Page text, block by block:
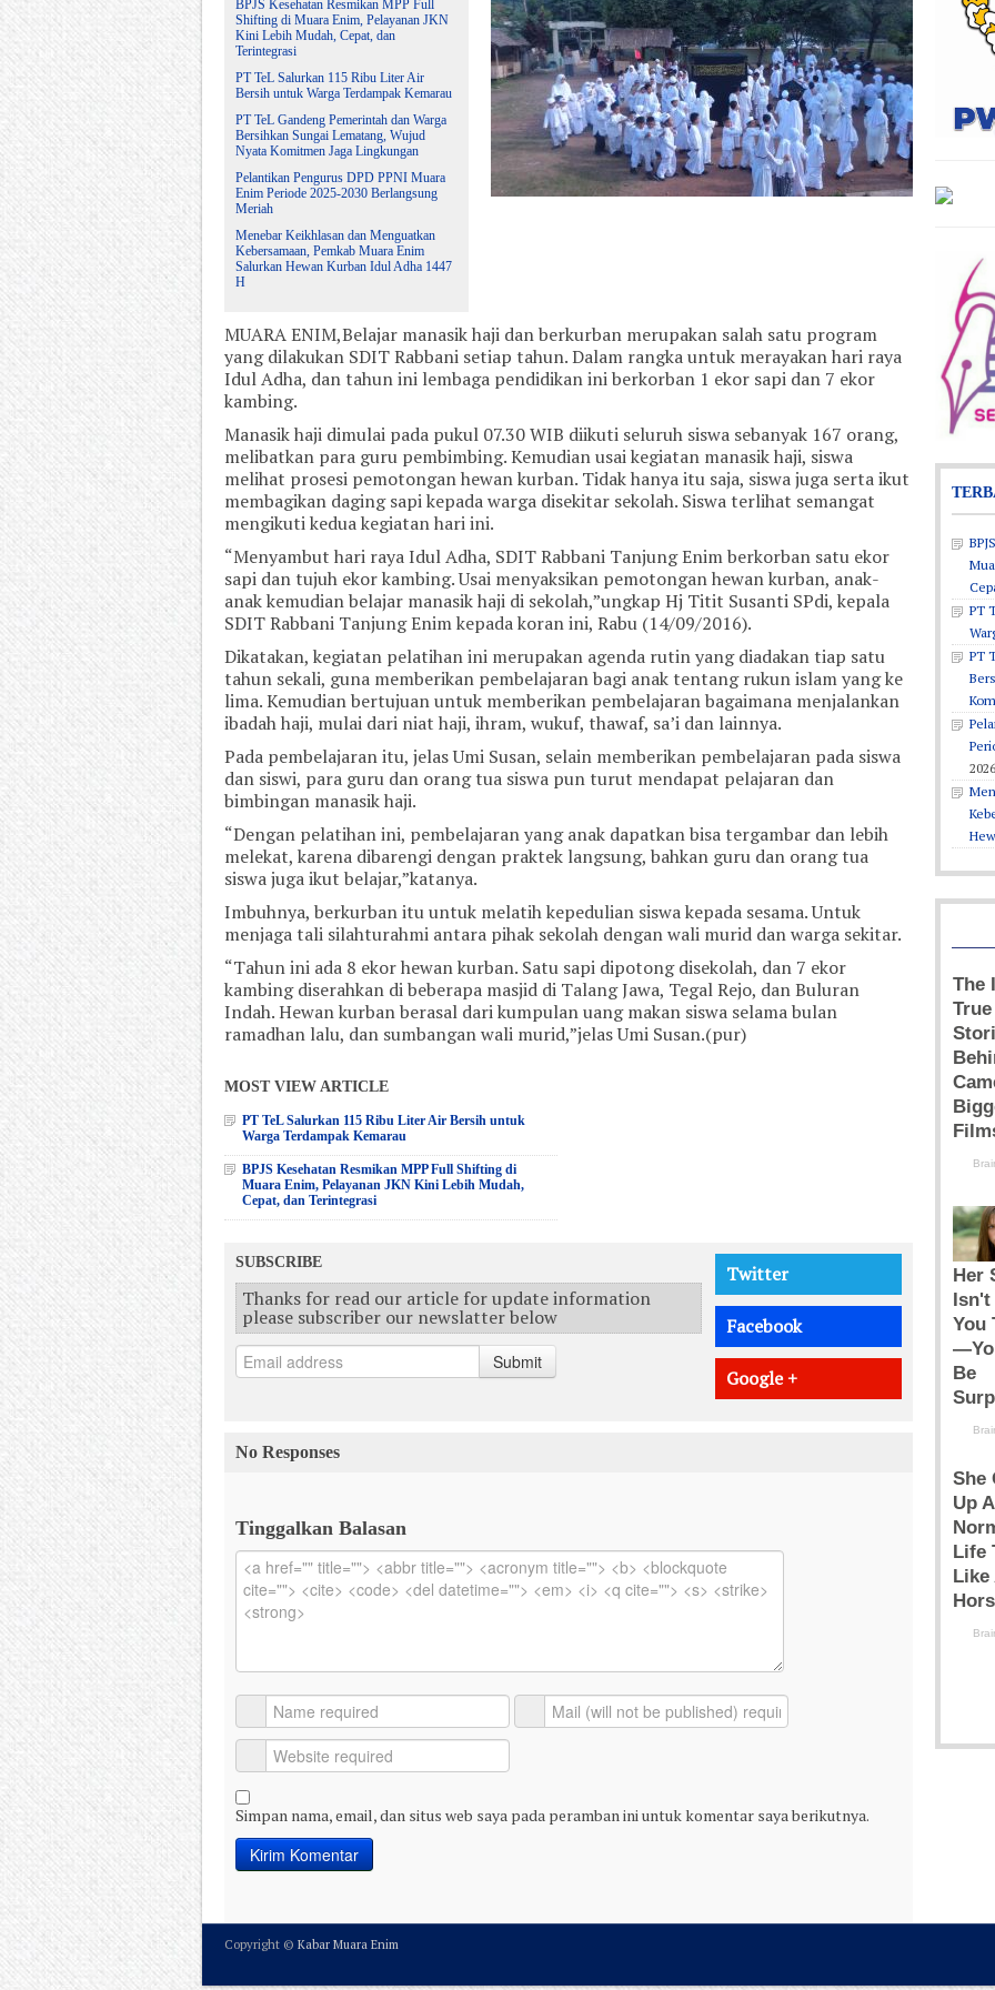
BPJS Kesehatan Resmikan MPP Full
Shifting di Muara Enim, Pelayanan JKN
Kini Lebih Mudah, Cepat, dan
Terintegrasi
PT TeL Salurkan 115 Ribu Liter Air
Bersih untuk Warga Terdampak Kemarau
PT TeL Gandeng Pemerintah dan Warga
Bersihkan Sungai Lematang, Wujud
Nyata Komitmen Jaga Lingkungan
Pelantikan Pengurus DPD PPNI Muara
Enim Periode 2025-2030 Berlangsung
Meriah
Menebar Keikhlasan dan Menguatkan
Kebersamaan, Pemkab Muara Enim
Salurkan Hewan Kurban Idul Adha 1447
H
MUARA ENIM,Belajar manasik haji dan berkurban merupakan salah satu program
yang dilakukan SDIT Rabbani setiap tahun. Dalam rangka untuk merayakan hari raya
Idul Adha, dan tahun ini lembaga pendidikan ini berkorban 1 ekor sapi dan 7 ekor
kambing.
Manasik haji dimulai pada pukul 07.30 WIB diikuti seluruh siswa sebanyak 167 orang,
melibatkan para guru pembimbing. Kemudian usai kegiatan manasik haji, siswa
melihat prosesi pemotongan hewan kurban. Tidak hanya itu saja, siswa juga serta ikut
membagikan daging sapi kepada warga disekitar sekolah. Siswa terlihat semangat
mengikuti kedua kegiatan hari ini.
“Menyambut hari raya Idul Adha, SDIT Rabbani Tanjung Enim berkorban satu ekor
sapi dan tujuh ekor kambing. Usai menyaksikan pemotongan hewan kurban, anak-
anak kemudian belajar manasik haji di sekolah,”ungkap Hj Titit Susanti SPdi, kepala
SDIT Rabbani Tanjung Enim kepada koran ini, Rabu (14/09/2016).
Dikatakan, kegiatan pelatihan ini merupakan agenda rutin yang diadakan tiap satu
tahun sekali, guna memberikan pembelajaran bagi anak tentang rukun islam yang ke
lima. Kemudian bertujuan untuk memberikan pembelajaran bagaimana menjalankan
ibadah haji, mulai dari niat haji, ihram, wukuf, thawaf, sa’i dan lainnya.
Pada pembelajaran itu, jelas Umi Susan, selain memberikan pembelajaran pada siswa
dan siswi, para guru dan orang tua siswa pun turut mendapat pelajaran dan
bimbingan manasik haji.
“Dengan pelatihan ini, pembelajaran yang anak dapatkan bisa tergambar dan lebih
melekat, karena dibarengi dengan praktek langsung, bahkan guru dan orang tua
siswa juga ikut belajar,”katanya.
Imbuhnya, berkurban itu untuk melatih kepedulian siswa kepada sesama. Untuk
menjaga tali silahturahmi antara pihak sekolah dengan wali murid dan warga sekitar.
“Tahun ini ada 8 ekor hewan kurban. Satu sapi dipotong disekolah, dan 7 ekor
kambing diserahkan di beberapa masjid di Talang Jawa, Tegal Rejo, dan Buluran
Indah. Hewan kurban berasal dari kumpulan uang makan siswa selama bulan
ramadhan lalu, dan sumbangan wali murid,”jelas Umi Susan.(pur)
MOST VIEW ARTICLE
PT TeL Salurkan 115 Ribu Liter Air Bersih untuk
Warga Terdampak Kemarau
BPJS Kesehatan Resmikan MPP Full Shifting di
Muara Enim, Pelayanan JKN Kini Lebih Mudah,
Cepat, dan Terintegrasi
SUBSCRIBE
Thanks for read our article for update information
please subscriber our newslatter below
Submit
Twitter
Facebook
Google +
No Responses
Tinggalkan Balasan
Simpan nama, email, dan situs web saya pada peramban ini untuk komentar saya berikutnya.
PT
PT
2026
Copyright © Kabar Muara Enim